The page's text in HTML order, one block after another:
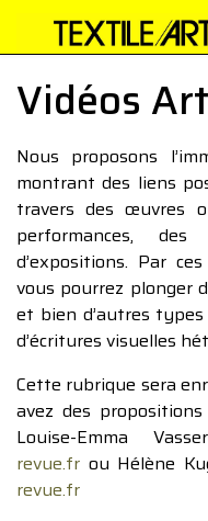
Vidéos
Nous proposons
montrant des liens
travers des œuvres
performances,
d’expositions. Par
vous pourrez plonger
et bien d’autres
d’écritures visuelles
Cette rubrique sera
avez des
Louise-Emma
revue.fr ou Hélène
revue.fr